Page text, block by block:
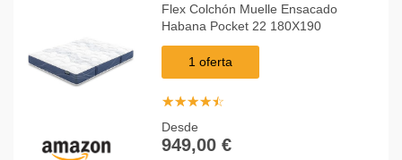
Flex Colchón Muelle Ensacado
Habana Pocket 22 180X190
1 oferta
☆☆☆☆☆
★★★★★
Desde
949,00 €